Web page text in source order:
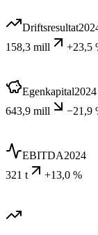
Driftsresultat
158,3 mill
+23,5
Egenkapital2024
643,9 mill
−21,9
EBITDA2024
321 t
+13,0 %